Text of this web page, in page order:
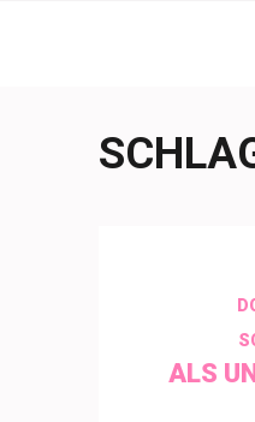
ALS